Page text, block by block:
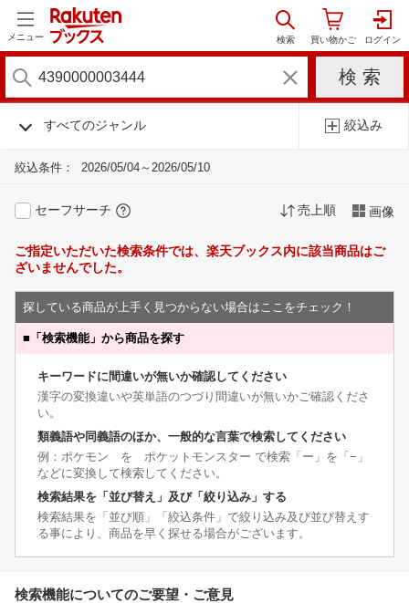
メニュー
すべてのジャンル 絞込み
絞込条件： 2026/05/04～2026/05/10
セーフサーチ 売上順 画像
ご指定いただいた検索条件では、楽天ブックス内に該当商品はご
ざいませんでした。
探している商品が上手く見つからない場合はここをチェック！
■ 「検索機能」から商品を探す
キーワードに間違いが無いか確認してください
漢字の変換違いや英単語のつづり間違いが無いかご確認くださ
い。
類義語や同義語のほか、一般的な言葉で検索してください
例：ポケモン を ポケットモンスター で検索「ー」を「−」
などに変換して検索してください。
検索結果を「並び替え」及び「絞り込み」する
検索結果を「並び順」「絞込条件」で絞り込み及び並び替えす
る事により、商品を早く探せる場合がございます。
検索機能についてのご要望・ご意見